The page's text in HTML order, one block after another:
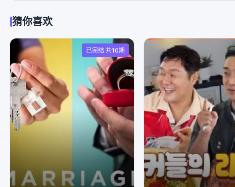
猜你喜欢
已完结 共10期